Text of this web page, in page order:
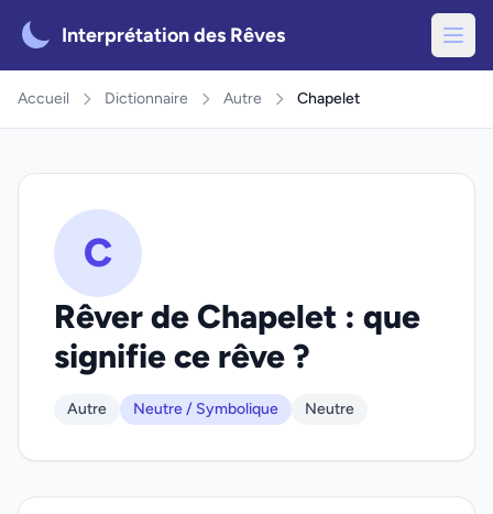
Interprétation des Rêves
Accueil Dictionnaire Autre Chapelet
C
Rêver de Chapelet : que
signifie ce rêve ?
Autre Neutre / Symbolique Neutre